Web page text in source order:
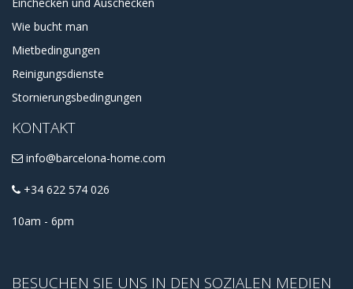
Wie bucht man
Mietbedingungen
Reinigungsdienste
Stornierungsbedingungen
KONTAKT
info@barcelona-home.com
+34 622 574 026
10am - 6pm
BESUCHEN SIE UNS IN DEN SOZIALEN MEDIEN